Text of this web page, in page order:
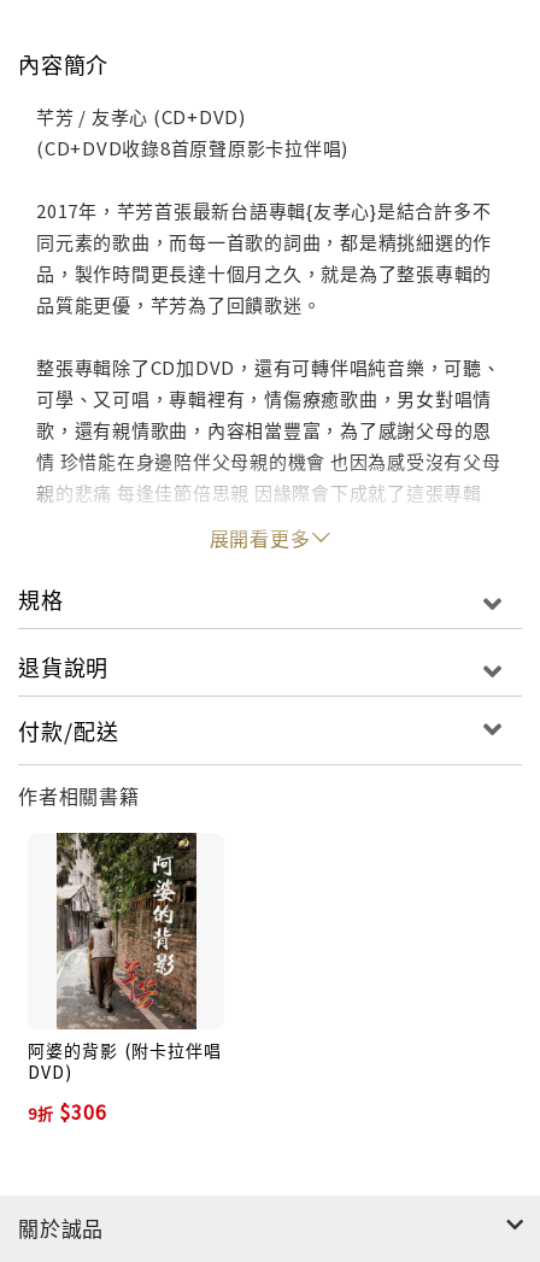
內容簡介
芊芳 / 友孝心 (CD+DVD)
(CD+DVD收錄8首原聲原影卡拉伴唱)
2017年，芊芳首張最新台語專輯{友孝心}是結合許多不
同元素的歌曲，而每一首歌的詞曲，都是精挑細選的作
品，製作時間更長達十個月之久，就是為了整張專輯的
品質能更優，芊芳為了回饋歌迷。
整張專輯除了CD加DVD，還有可轉伴唱純音樂，可聽、
可學、又可唱，專輯裡有，情傷療癒歌曲，男女對唱情
歌，還有親情歌曲，內容相當豐富，為了感謝父母的恩
情 珍惜能在身邊陪伴父母親的機會 也因為感受沒有父母
親的悲痛 每逢佳節倍思親 因緣際會下成就了這張專輯
主打歌曲{友孝心}是一首能打動人心的好歌曲，能讓整
個社會更祥和與溫馨，就讓芊芳陪著您一起走入，不一
專輯值得您聆聽與收藏。
展開看更多
規格
退貨說明
付款/配送
作者相關書籍
阿婆的背影 (附卡拉伴唱
DVD)
9折 $306
關於誠品